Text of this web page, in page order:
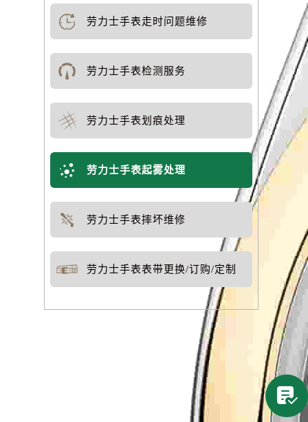
劳力士手表走时问题维修
劳力士手表检测服务
劳力士手表划痕处理
劳力士手表起雾处理
劳力士手表摔坏维修
劳力士手表表带更换/订购/定制
